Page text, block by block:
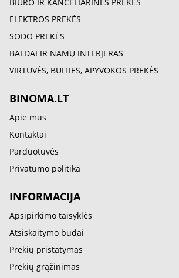
ELEKTROS PREKĖS
SODO PREKĖS
BALDAI IR NAMŲ INTERJERAS
VIRTUVĖS, BUITIES, APYVOKOS PREKĖS
BINOMA.LT
Apie mus
Kontaktai
Parduotuvės
Privatumo politika
INFORMACIJA
Apsipirkimo taisyklės
Atsiskaitymo būdai
Prekių pristatymas
Prekių grąžinimas